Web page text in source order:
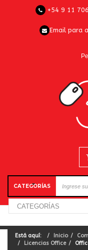
+54 9 11
Email para
CATEGORÍAS
Está aquí: Inicio
Licencias Office